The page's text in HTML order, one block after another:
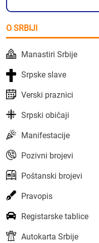
O SRBIJI
Manastiri Srbije
Srpske slave
Verski praznici
Srpski običaji
Manifestacije
Pozivni brojevi
Poštanski brojevi
Pravopis
Registarske tablice
Autokarta Srbije